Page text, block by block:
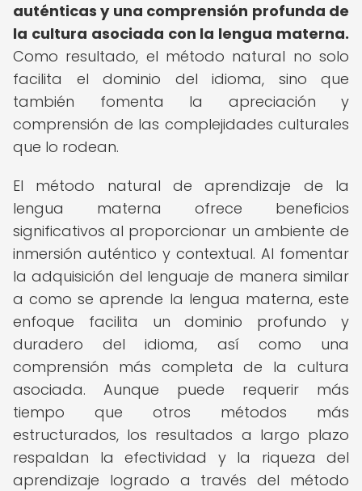
auténticas y una comprensión profunda de
la cultura asociada con la lengua materna.
Como resultado, el método natural no solo
facilita el dominio del idioma, sino que
también fomenta la apreciación y
comprensión de las complejidades culturales
que lo rodean.
El método natural de aprendizaje de la
lengua materna ofrece beneficios
significativos al proporcionar un ambiente de
inmersión auténtico y contextual. Al fomentar
la adquisición del lenguaje de manera similar
a como se aprende la lengua materna, este
enfoque facilita un dominio profundo y
duradero del idioma, así como una
comprensión más completa de la cultura
asociada. Aunque puede requerir más
tiempo que otros métodos más
estructurados, los resultados a largo plazo
respaldan la efectividad y la riqueza del
aprendizaje logrado a través del método